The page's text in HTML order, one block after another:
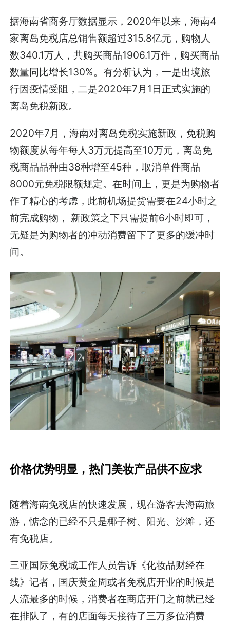
据海南省商务厅数据显示，2020年以来，海南4
家离岛免税店总销售额超过315.8亿元，购物人
数340.1万人，共购买商品1906.1万件，购买商品
数量同比增长130%。有分析认为，一是出境旅
行因疫情受阻，二是2020年7月1日正式实施的
离岛免税新政。
2020年7月，海南对离岛免税实施新政，免税购
物额度从每年每人3万元提高至10万元，离岛免
税商品品种由38种增至45种，取消单件商品
8000元免税限额规定。在时间上，更是为购物者
作了精心的考虑，此前机场提货需要在24小时之
前完成购物， 新政策之下只需提前6小时即可，
无疑是为购物者的冲动消费留下了更多的缓冲时
间。
价格优势明显，热门美妆产品供不应求
随着海南免税店的快速发展，现在游客去海南旅
游，惦念的已经不只是椰子树、阳光、沙滩，还
有免税店。
三亚国际免税城工作人员告诉《化妆品财经在
线》记者，国庆黄金周或者免税店开业的时候是
人流最多的时候，消费者在商店开门之前就已经
在排队了，有的店面每天接待了三万多位消费